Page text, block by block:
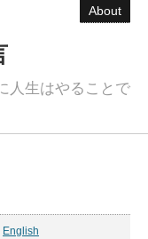
About
人生はやることで
English